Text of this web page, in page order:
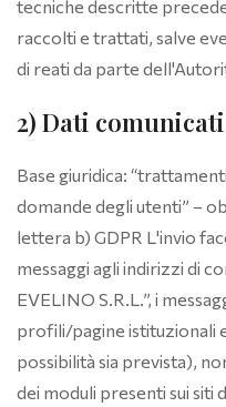
tecniche descritte
raccolti e trattati, salve
di reati da parte
2) Dati
Base giuridica:
domande degli utenti” –
lettera b) GDPR L'invio
messaggi agli indirizzi di
EVELINO S.R.L.”, i
profili/pagine istituzionali
possibilità sia prevista),
dei moduli presenti sui siti